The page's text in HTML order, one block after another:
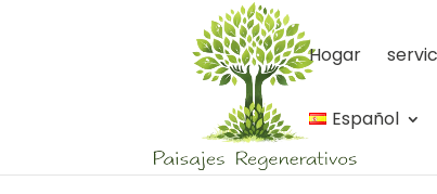
Hogar
Español